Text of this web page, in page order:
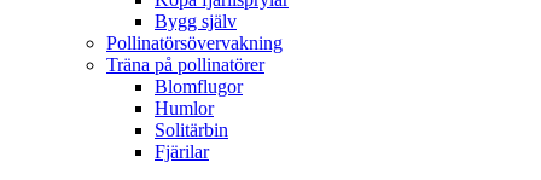
Bygg själv
Pollinatörsövervakning
Träna på pollinatörer
Blomflugor
Humlor
Solitärbin
Fjärilar